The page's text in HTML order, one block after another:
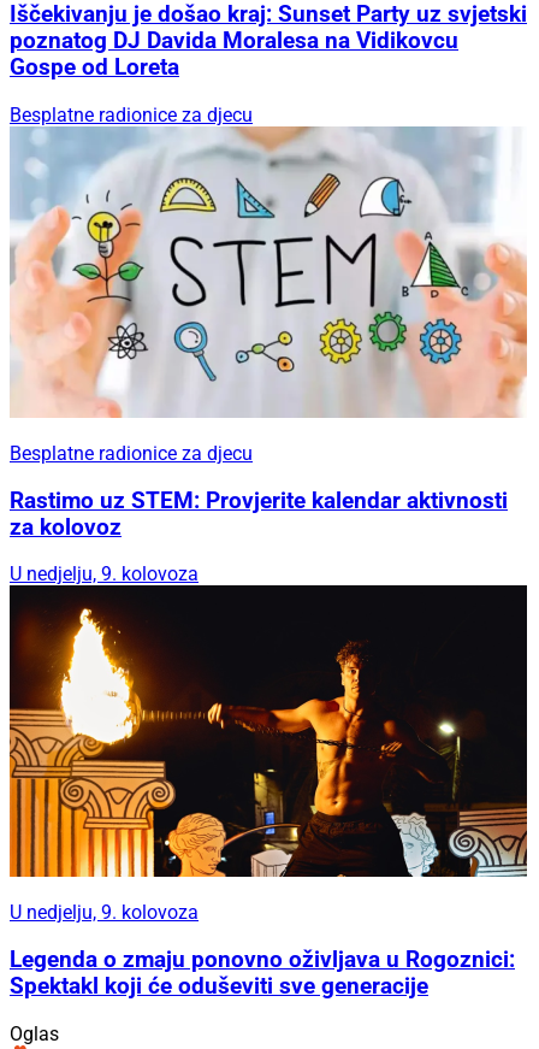
Iščekivanju je došao kraj: Sunset Party uz svjetski
poznatog DJ Davida Moralesa na Vidikovcu
Gospe od Loreta
Besplatne radionice za djecu
Besplatne radionice za djecu
Rastimo uz STEM: Provjerite kalendar aktivnosti
za kolovoz
U nedjelju, 9. kolovoza
U nedjelju, 9. kolovoza
Legenda o zmaju ponovno oživljava u Rogoznici:
Spektakl koji će oduševiti sve generacije
Oglas